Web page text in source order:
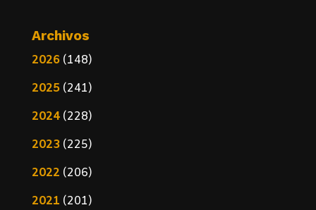
Archivos
2026(148)
2025(241)
2024(228)
2023(225)
2022 (206)
2021 (201)